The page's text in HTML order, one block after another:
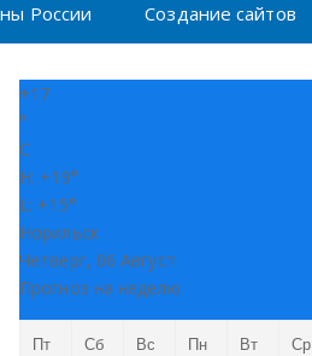
России Создание сайтов
+17
°
C
H: +19°
L: +15°
Норильск
Четверг, 06 Август
Прогноз на неделю
Пт Сб Вс Пн Вт Ср